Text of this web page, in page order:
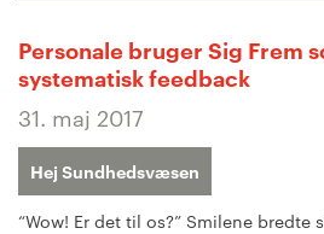
Søg
Avanceret søgning
Personale bruger Sig Frem
systematisk feedback
31. maj 2017
Hej Sundhedsvæsen
“Wow! Er det til os?” Smilene bredte